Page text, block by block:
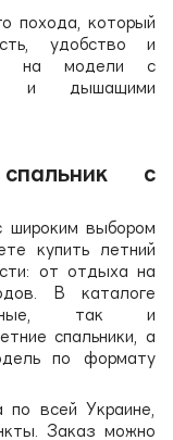
похода, который
удобство и
на модели с
и дышащими
с
широким выбором
купить летний
от отдыха на
В каталоге
так и
спальники, а
по формату
всей Украине,
Заказ можно